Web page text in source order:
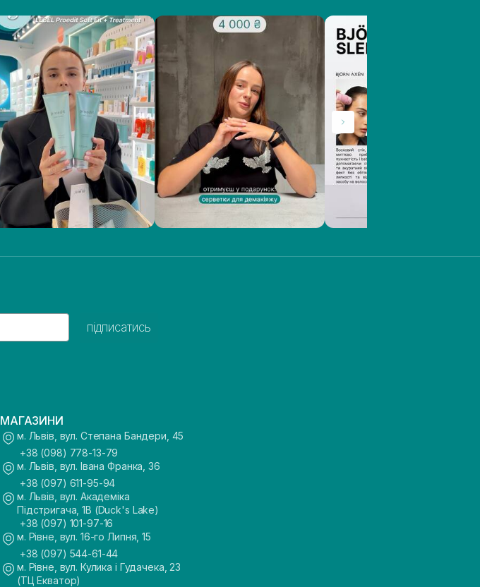
підписатись
МАГАЗИНИ
м. Львів, вул. Степана Бандери, 45
+38 (098) 778-13-79
м. Львів, вул. Івана Франка, 36
+38 (097) 611-95-94
м. Львів, вул. Академіка
Підстригача, 1В (Duck's Lake)
+38 (097) 101-97-16
м. Рівне, вул. 16-го Липня, 15
+38 (097) 544-61-44
м. Рівне, вул. Кулика і Гудачека, 23
(ТЦ Екватор)